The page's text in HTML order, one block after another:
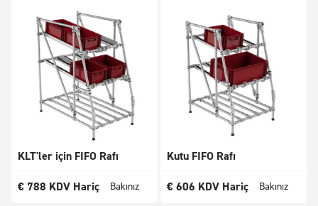
KLT'ler için FIFO Rafı
€ 788 KDV Hariç Bakınız
Kutu FIFO Rafı
€ 606 KDV Hariç Bakınız